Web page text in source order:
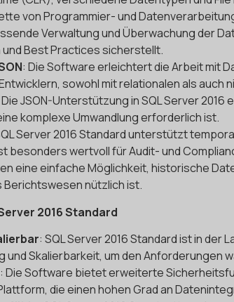
von Programmier- und
Verwaltung und Überwachung der
Best Practices sicherstellt.
: Die Software erleichtert die Arbeit mit
sowohl mit relationalen als
JSON-Unterstützung in SQL Server
komplexe Umwandlung erforderlich ist.
Server 2016 Standard unterstützt
besonders wertvoll für Audit- und
eine einfache Möglichkeit, historische
Berichtswesen nützlich ist.
2016 Standard
: SQL Server 2016 Standard ist in
und Skalierbarkeit, um den Anforderungen
: Die Software bietet erweiterte
die einen hohen Grad an